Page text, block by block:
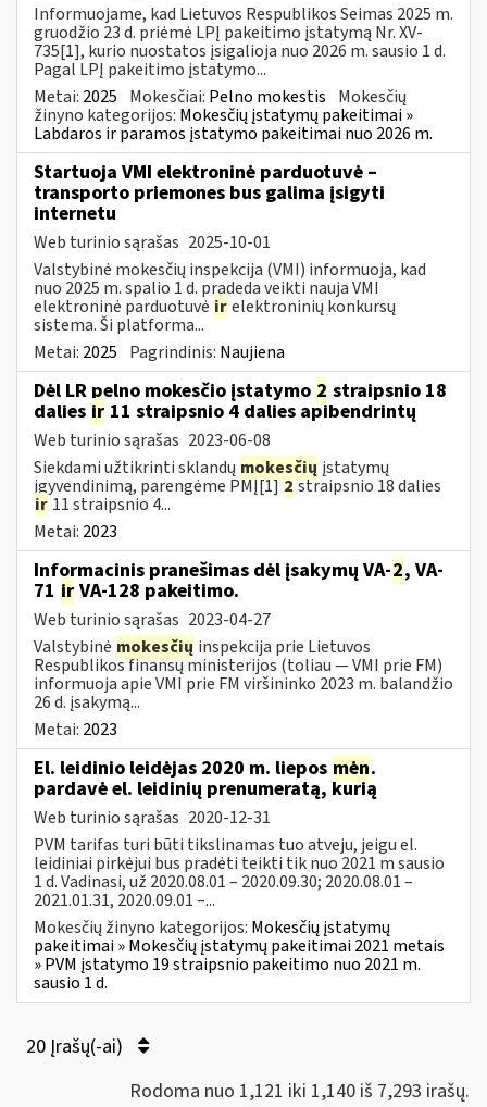
Informuojame, kad Lietuvos Respublikos Seimas 2025 m.
gruodžio 23 d. priėmė LPĮ pakeitimo įstatymą Nr. XV-
735[1], kurio nuostatos įsigalioja nuo 2026 m. sausio 1 d.
Pagal LPĮ pakeitimo įstatymo...
Metai: 2025 Mokesčiai: Pelno mokestis Mokesčių
žinyno kategorijos: Mokesčių įstatymų pakeitimai »
Labdaros ir paramos įstatymo pakeitimai nuo 2026 m.
Startuoja VMI elektroninė parduotuvė –
transporto priemones bus galima įsigyti
internetu
Web turinio sąrašas 2025-10-01
Valstybinė mokesčių inspekcija (VMI) informuoja, kad
nuo 2025 m. spalio 1 d. pradeda veikti nauja VMI
elektroninė parduotuvė irelektroninių konkursų
sistema. Ši platforma...
Metai: 2025 Pagrindinis: Naujiena
Dėl LR pelno mokesčio įstatymo 2 straipsnio 18
dalies ir 11 straipsnio 4 dalies apibendrintų
Web turinio sąrašas 2023-06-08
Siekdami užtikrinti sklandų mokesčių įstatymų
įgyvendinimą, parengėme PMĮ[1]2straipsnio 18 dalies
ir 11 straipsnio 4...
Metai: 2023
Informacinis pranešimas dėl įsakymų VA-2, VA-
71 ir VA-128 pakeitimo.
Web turinio sąrašas 2023-04-27
Valstybinė mokesčių inspekcija prie Lietuvos
Respublikos finansų ministerijos (toliau ― VMI prie FM)
informuoja apie VMI prie FM viršininko 2023 m. balandžio
26 d. įsakymą...
Metai: 2023
El. leidinio leidėjas 2020 m. liepos mėn.
pardavė el. leidinių prenumeratą, kurią
Web turinio sąrašas 2020-12-31
PVM tarifas turi būti tikslinamas tuo atveju, jeigu el.
leidiniai pirkėjui bus pradėti teikti tik nuo 2021 m sausio
1 d. Vadinasi, už 2020.08.01 – 2020.09.30; 2020.08.01 –
2021.01.31, 2020.09.01 –...
Mokesčių žinyno kategorijos: Mokesčių įstatymų
pakeitimai » Mokesčių įstatymų pakeitimai 2021 metais
» PVM įstatymo 19 straipsnio pakeitimo nuo 2021 m.
sausio 1 d.
20 Įrašų(-ai)
Rodoma nuo 1,121 iki 1,140 iš 7,293 irašų.